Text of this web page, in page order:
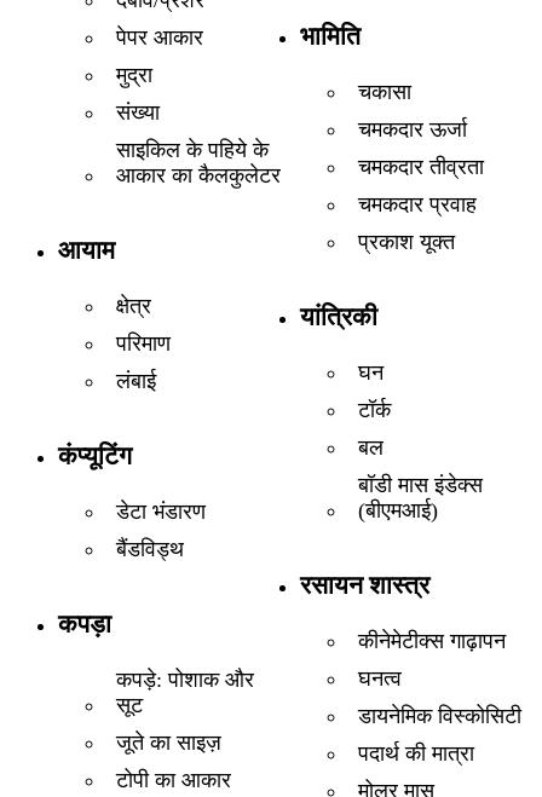
पेपर आकार
मुद्रा
संख्या
साइकिल के पहिये के
आकार का कैलकुलेटर
आयाम
क्षेत्र
परिमाण
लंबाई
कंप्यूटिंग
डेटा भंडारण
बैंडविड्थ
कपड़ा
कपड़े: पोशाक और
सूट
जूते का साइज़
टोपी का आकार
भामिति
चकासा
चमकदार ऊर्जा
चमकदार तीव्रता
चमकदार प्रवाह
प्रकाश यूक्त
यांत्रिकी
घन
टॉर्क
बल
बॉडी मास इंडेक्स
(बीएमआई)
रसायन शास्त्र
कीनेमेटीक्स गाढ़ापन
घनत्व
डायनेमिक विस्कोसिटी
पदार्थ की मात्रा
मोलर मास